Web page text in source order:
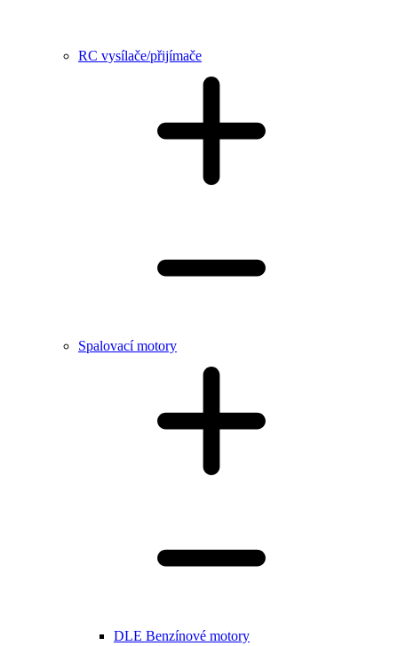
RC vysílače/přijímače
Spalovací motory
DLE Benzínové motory